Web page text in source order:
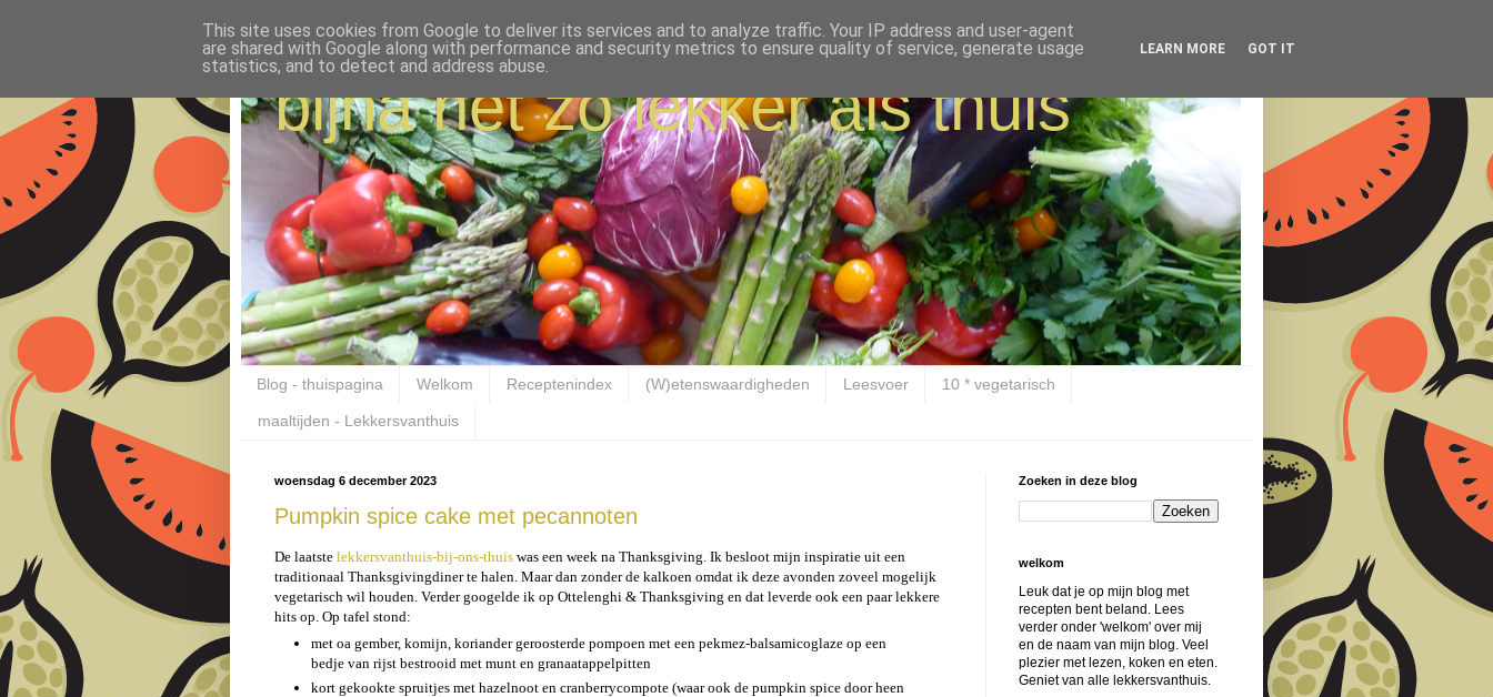
bijna net zo lekker als thuis
Blog - thuispagina Welkom Receptenindex (W)etenswaardigheden Leesvoer 10 * vegetarisch
maaltijden - Lekkersvanthuis
woensdag 6 december 2023
Pumpkin spice cake met pecannoten
De laatste lekkersvanthuis-bij-ons-thuis was een week na Thanksgiving. Ik besloot mijn inspiratie uit een
traditionaal Thanksgivingdiner te halen. Maar dan zonder de kalkoen omdat ik deze avonden zoveel mogelijk
vegetarisch wil houden. Verder googelde ik op Ottelenghi & Thanksgiving en dat leverde ook een paar lekkere
hits op. Op tafel stond:
met oa gember, komijn, koriander geroosterde pompoen met een pekmez-balsamicoglaze op een
bedje van rijst bestrooid met munt en granaatappelpitten
kort gekookte spruitjes met hazelnoot en cranberrycompote (waar ook de pumpkin spice door heen
Zoeken in deze blog
welkom
Leuk dat je op mijn blog met
recepten bent beland. Lees
verder onder 'welkom' over mij
en de naam van mijn blog. Veel
plezier met lezen, koken en eten.
Geniet van alle lekkersvanthuis.
This site uses cookies from Google to deliver its services and to analyze traffic. Your IP address and user-agent
are shared with Google along with performance and security metrics to ensure quality of service, generate usage
statistics, and to detect and address abuse.
LEARN MORE GOT IT